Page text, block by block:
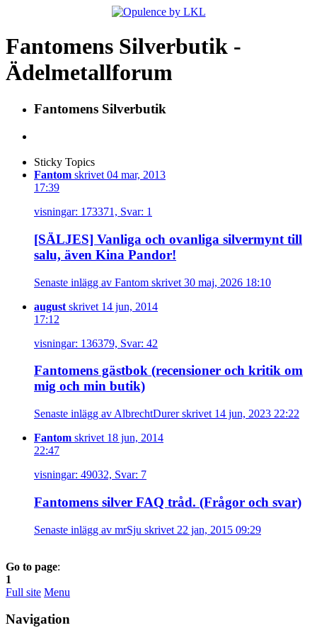
Fantomens Silverbutik -
Ädelmetallforum
Fantomens Silverbutik
Sticky Topics
Fantom skrivet 04 mar, 2013
17:39
visningar: 173371, Svar: 1
[SÄLJES] Vanliga och ovanliga silvermynt till
salu, även Kina Pandor!
Senaste inlägg av Fantom skrivet 30 maj, 2026 18:10
august skrivet 14 jun, 2014
17:12
visningar: 136379, Svar: 42
Fantomens gästbok (recensioner och kritik om
mig och min butik)
Senaste inlägg av AlbrechtDurer skrivet 14 jun, 2023 22:22
Fantom skrivet 18 jun, 2014
22:47
visningar: 49032, Svar: 7
Fantomens silver FAQ tråd. (Frågor och svar)
Senaste inlägg av mrSju skrivet 22 jan, 2015 09:29
Go to page:
1
Full site Menu
Navigation